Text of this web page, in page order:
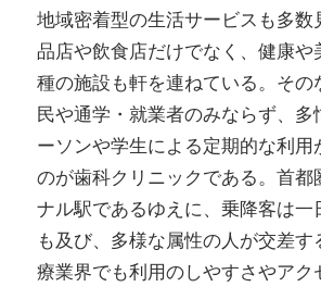
地域密着型の生活サービスも多
品店や飲食店だけでなく、健康や
種の施設も軒を連ねている。そ
民や通学・就業者のみならず、
ーソンや学生による定期的な利用
のが歯科クリニックである。首都
ナル駅であるゆえに、乗降客は一
も及び、多様な属性の人が交差
療業界でも利用のしやすさやアク